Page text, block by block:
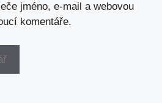
jméno, e-mail a webovou
komentáře.